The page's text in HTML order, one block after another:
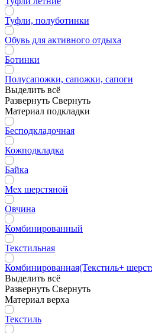
Туфли, полуботинки
Обувь для активного отдыха
Ботинки
Полусапожки, сапожки, сапоги
Выделить всё
Развернуть Свернуть
Материал подкладки
Бесподкладочная
Кожподкладка
Байка
Мех шерстяной
Овчина
Комбинированный
Текстильная
Комбинированная(Текстиль+
Выделить всё
Развернуть Свернуть
Материал верха
Текстиль